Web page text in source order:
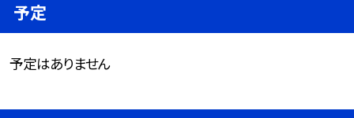
予定
予定はありません